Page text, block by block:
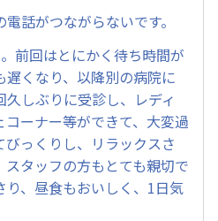
話がつながらないです。
前回はとにかく待ち時間が
遅くなり、以降別の病院に
久しぶりに受診し、レディ
コーナー等ができて、大変過
びっくりし、リラックスさ
タッフの方もとても親切で
り、昼食もおいしく、1日気